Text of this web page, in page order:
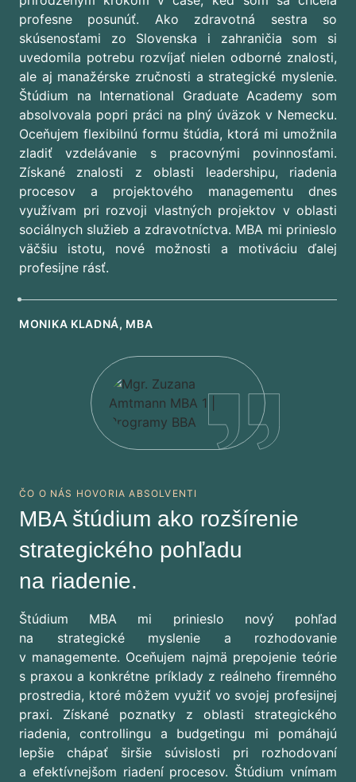
profesne posunúť. Ako zdravotná sestra so
skúsenosťami zo Slovenska i zahraničia som si
uvedomila potrebu rozvíjať nielen odborné znalosti,
ale aj manažérske zručnosti a strategické myslenie.
Štúdium na International Graduate Academy som
absolvovala popri práci na plný úväzok v Nemecku.
Oceňujem flexibilnú formu štúdia, ktorá mi umožnila
zladiť vzdelávanie s pracovnými povinnosťami.
Získané znalosti z oblasti leadershipu, riadenia
procesov a projektového managementu dnes
využívam pri rozvoji vlastných projektov v oblasti
sociálnych služieb a zdravotníctva. MBA mi prinieslo
väčšiu istotu, nové možnosti a motiváciu ďalej
profesijne rásť.
MONIKA KLADNÁ, MBA
ČO O NÁS HOVORIA ABSOLVENTI
MBA štúdium ako rozšírenie
strategického pohľadu
na riadenie.
Štúdium MBA mi prinieslo nový pohľad
na strategické myslenie a rozhodovanie
v managemente. Oceňujem najmä prepojenie teórie
s praxou a konkrétne príklady z reálneho firemného
prostredia, ktoré môžem využiť vo svojej profesijnej
praxi. Získané poznatky z oblasti strategického
riadenia, controllingu a budgetingu mi pomáhajú
lepšie chápať širšie súvislosti pri rozhodovaní
a efektívnejšom riadení procesov. Štúdium vnímam